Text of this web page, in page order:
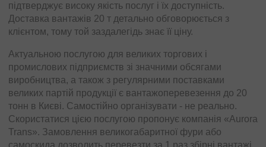
підтверджує високу якість послуг і їх доступність.
Доставка вантажів 20 т детально обговорюється з
клієнтом, тому той заздалегідь знає її ціну.
Актуальною послугою для великих торгових і
промислових підприємств зі значними обсягами
виробництва, а також з регулярними поставками
великих партій продукції є вантажоперевезення до 20
тонн в Києві. Самостійно організувати - не реально.
Скористатися цією послугою пропонує компанія «Aurora
Trans». Замовлення великогабаритної фури або
самоскида дозволить перевезти за 1 раз збірні вантажі